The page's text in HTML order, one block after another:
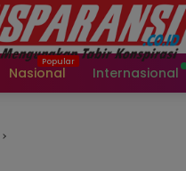
Nasional Internasional